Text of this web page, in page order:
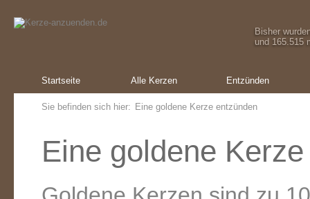
Bisher
und 165.515
Startseite Alle Kerzen Entzünden
Sie befinden sich hier: Eine goldene Kerze entzünden
Eine goldene